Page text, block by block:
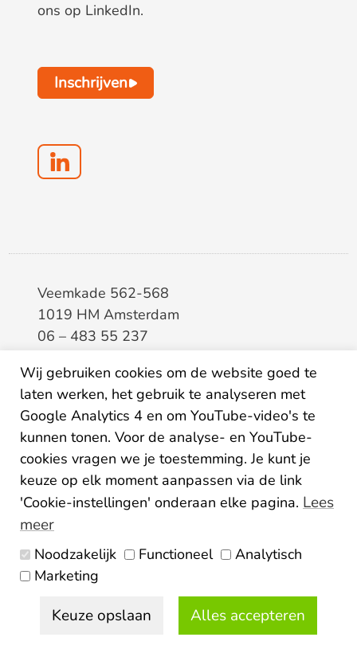
ons op LinkedIn.
Inschrijven
Veemkade 562-568
1019 HM Amsterdam
06 – 483 55 237
BTW8133.20.343.B.01
KvK34207150
IBANNL26ABNA0507435125
Algemene voorwaarden
Disclaimer Colofon
© 2026 Elaa
Wij gebruiken cookies om de website goed te
laten werken, het gebruik te analyseren met
Google Analytics 4 en om YouTube-video's te
kunnen tonen. Voor de analyse- en YouTube-
cookies vragen we je toestemming. Je kunt je
keuze op elk moment aanpassen via de link
'Cookie-instellingen' onderaan elke pagina. Lees
meer
Noodzakelijk Functioneel
Analytisch
Marketing
Keuze opslaan Alles accepteren